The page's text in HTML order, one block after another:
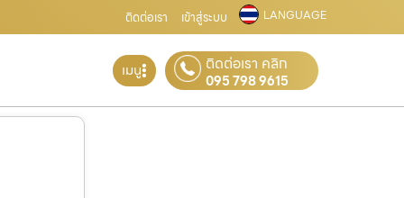
ติดต่อเรา เข้าสู่ระบบ LANGUAGE
เมนู ติดต่อเรา คลิก
095 798 9615